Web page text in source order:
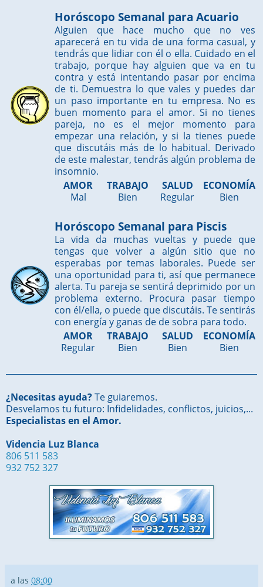
Horóscopo Semanal para Acuario
Alguien que hace mucho que no ves
aparecerá en tu vida de una forma casual, y
tendrás que lidiar con él o ella. Cuidado en el
trabajo, porque hay alguien que va en tu
contra y está intentando pasar por encima
de ti. Demuestra lo que vales y puedes dar
un paso importante en tu empresa. No es
buen momento para el amor. Si no tienes
pareja, no es el mejor momento para
empezar una relación, y si la tienes puede
que discutáis más de lo habitual. Derivado
de este malestar, tendrás algún problema de
insomnio.
AMOR
Mal
TRABAJO
Bien
SALUD
Regular
ECONOMÍA
Bien
Horóscopo Semanal para Piscis
La vida da muchas vueltas y puede que
tengas que volver a algún sitio que no
esperabas por temas laborales. Puede ser
una oportunidad para ti, así que permanece
alerta. Tu pareja se sentirá deprimido por un
problema externo. Procura pasar tiempo
con él/ella, o puede que discutáis. Te sentirás
con energía y ganas de de sobra para todo.
AMOR
Regular
TRABAJO
Bien
SALUD
Bien
ECONOMÍA
Bien
¿Necesitas ayuda?Te guiaremos.
Desvelamos tu futuro: Infidelidades, conflictos, juicios,...
Especialistas en el Amor.
Videncia Luz Blanca
806 511 583
932 752 327
a las 08:00